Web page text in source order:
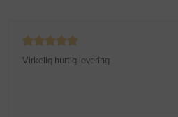
Virkelig hurtig levering